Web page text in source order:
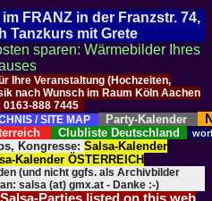
FRANZ in der Franzstr. 74,
Tanzkurs mit Grete
sparen: Wärmebilder Ihres
Ihre Veranstaltung (Hochzeiten,
nach Wunsch im Raum Köln Aachen
0163-888 7445
/ SITE MAP
Party-Kalender
Clubliste Deutschland
Kongresse: Salsa-Kalender
Kalender ÖSTERREICH
(und nicht ggfs. als Archivbilder
salsa (at) gmx.at - Danke :-)